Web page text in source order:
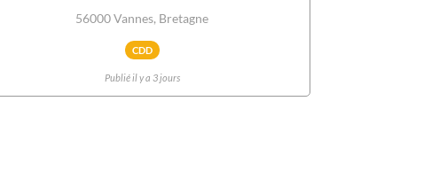
56000 Vannes, Bretagne
CDD
Publié il y a 3 jours